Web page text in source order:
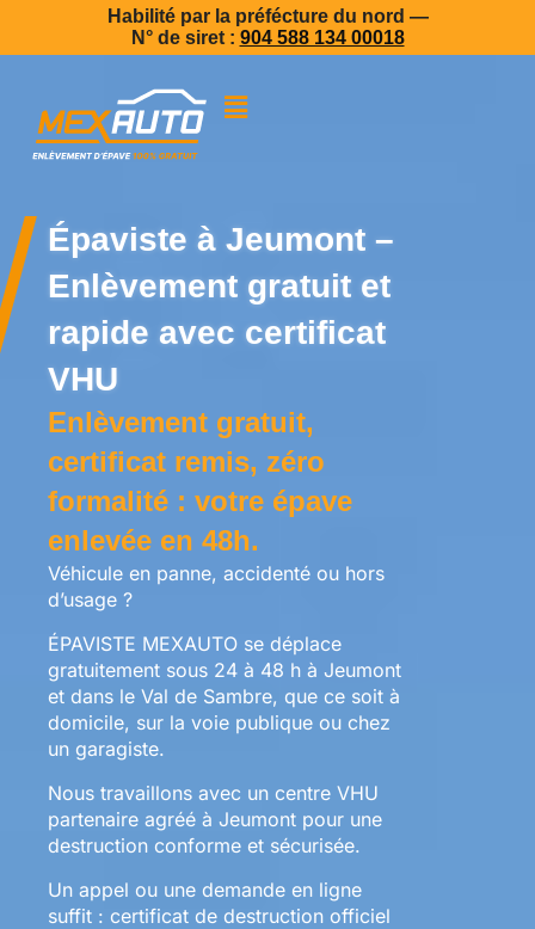
Habilité par la préfécture du nord —
N° de siret : 904 588 134 00018
Épaviste à Jeumont –
Enlèvement gratuit et
rapide avec certificat
VHU
Enlèvement gratuit,
certificat remis, zéro
formalité : votre épave
enlevée en 48h.
Véhicule en panne, accidenté ou hors
d’usage ?
ÉPAVISTE MEXAUTO se déplace
gratuitement sous 24 à 48 h à Jeumont
et dans le Val de Sambre, que ce soit à
domicile, sur la voie publique ou chez
un garagiste.
Nous travaillons avec un centre VHU
partenaire agréé à Jeumont pour une
destruction conforme et sécurisée.
Un appel ou une demande en ligne
suffit : certificat de destruction officiel